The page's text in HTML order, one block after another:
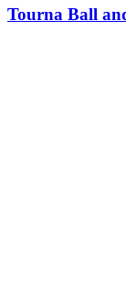
Tourna Ball